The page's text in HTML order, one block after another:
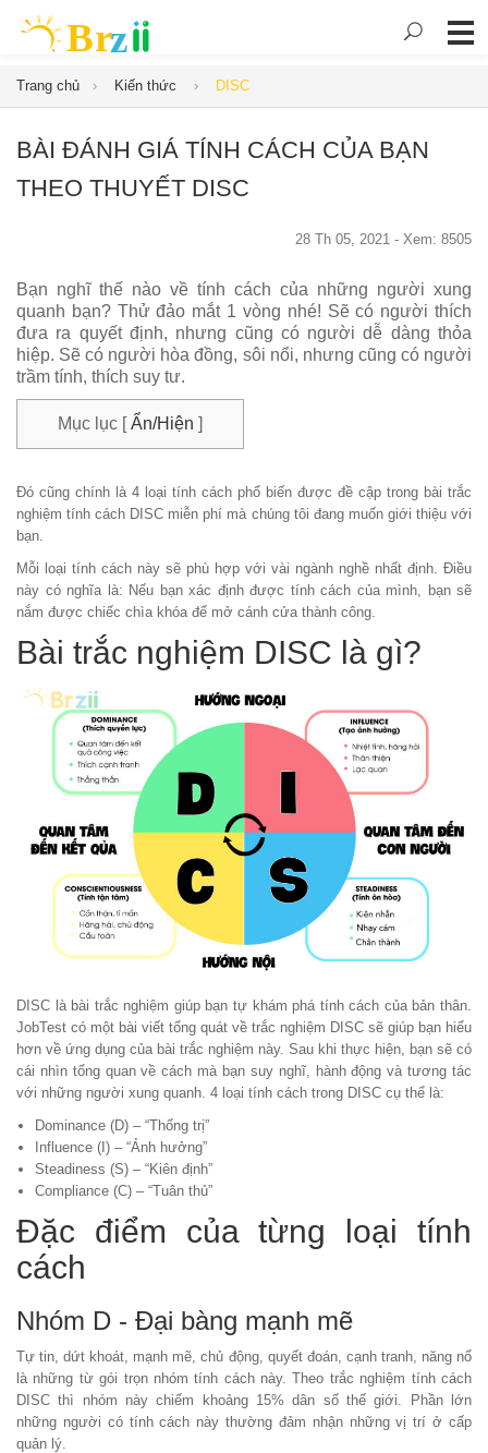
Trang chủ Kiến thức DISC
BÀI ĐÁNH GIÁ TÍNH CÁCH CỦA BẠN
THEO THUYẾT DISC
28 Th 05, 2021 - Xem: 8505
Bạn nghĩ thế nào về tính cách của những người xung
quanh bạn? Thử đảo mắt 1 vòng nhé! Sẽ có người thích
đưa ra quyết định, nhưng cũng có người dễ dàng thỏa
hiệp. Sẽ có người hòa đồng, sôi nổi, nhưng cũng có người
trầm tính, thích suy tư.
Mục lục [Ẩn/Hiện ]
Đó cũng chính là 4 loại tính cách phổ biến được đề cập trong bài trắc
nghiệm tính cách DISC miễn phí mà chúng tôi đang muốn giới thiệu với
bạn.
Mỗi loại tính cách này sẽ phù hợp với vài ngành nghề nhất định. Điều
này có nghĩa là: Nếu bạn xác định được tính cách của mình, bạn sẽ
nắm được chiếc chìa khóa để mở cánh cửa thành công.
Bài trắc nghiệm DISC là gì?
DISC là bài trắc nghiệm giúp bạn tự khám phá tính cách của bản thân.
JobTest có một bài viết tổng quát về trắc nghiệm DISC sẽ giúp bạn hiểu
hơn về ứng dụng của bài trắc nghiệm này. Sau khi thực hiện, bạn sẽ có
cái nhìn tổng quan về cách mà bạn suy nghĩ, hành động và tương tác
với những người xung quanh. 4 loại tính cách trong DISC cụ thể là:
Dominance (D) – “Thống trị”
Influence (I) – “Ảnh hưởng”
Steadiness (S) – “Kiên định”
Compliance (C) – “Tuân thủ”
Đặc điểm của từng loại tính
cách
Nhóm D - Đại bàng mạnh mẽ
Tự tin, dứt khoát, mạnh mẽ, chủ động, quyết đoán, cạnh tranh, năng nổ
là những từ gói trọn nhóm tính cách này. Theo trắc nghiệm tính cách
DISC thì nhóm này chiếm khoảng 15% dân số thế giới. Phần lớn
những người có tính cách này thường đảm nhận những vị trí ở cấp
quản lý.